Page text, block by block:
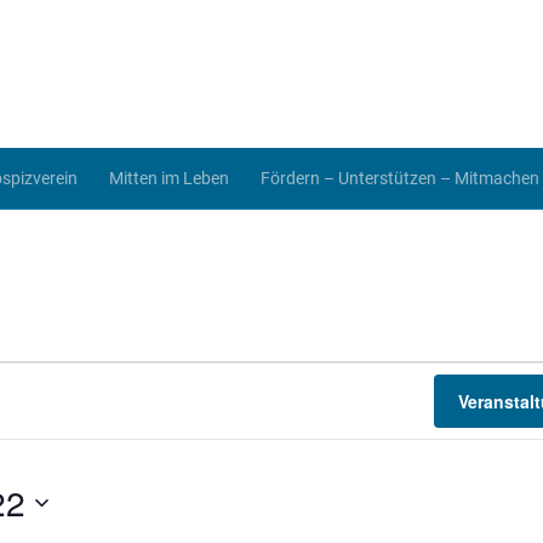
Mitten im Leben Fördern – Unterstützen – Mitmachen